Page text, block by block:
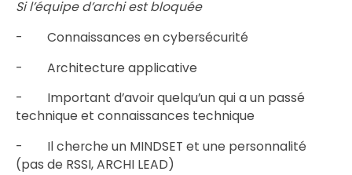
Si l’équipe d’archi est bloquée
- Connaissances en cybersécurité
- Architecture applicative
- Important d’avoir quelqu’un qui a un passé
technique et connaissances technique
- Il cherche un MINDSET et une personnalité
(pas de RSSI, ARCHI LEAD)